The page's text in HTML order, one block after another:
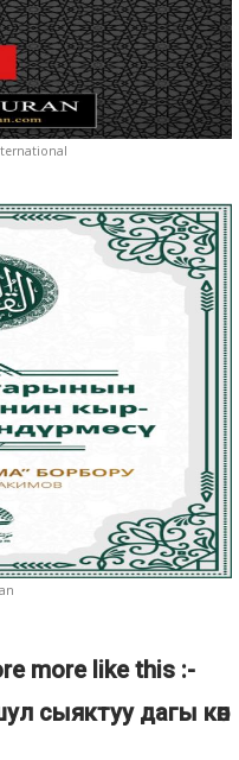
more like this :-
сыяктуу дагы көп